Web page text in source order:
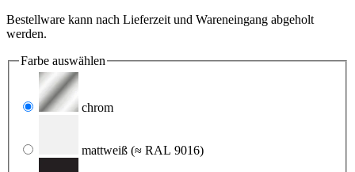
Bestellware kann nach Lieferzeit und Wareneingang abgeholt
werden.
Farbe auswählen
chrom
mattweiß (≈ RAL 9016)